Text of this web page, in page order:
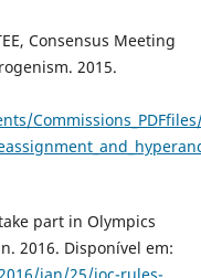
Consensus Meeting
2015.
part in Olympics
2016. Disponível em: